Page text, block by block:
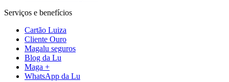
Serviços e benefícios
Cartão Luiza
Cliente Ouro
Magalu seguros
Blog da Lu
Maga +
WhatsApp da Lu